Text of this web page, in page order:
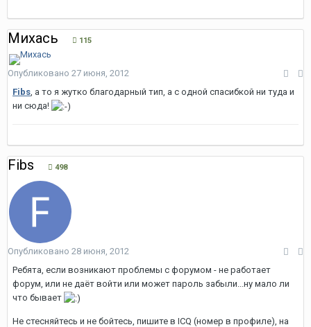
Михась 115
Опубликовано 27 июня, 2012
Fibs, а то я жутко благодарный тип, а с одной спасибкой ни туда и
ни сюда!
Fibs 498
Опубликовано 28 июня, 2012
Ребята, если возникают проблемы с форумом - не работает
форум, или не даёт войти или может пароль забыли...ну мало ли
что бывает
Не стесняйтесь и не бойтесь, пишите в ICQ (номер в профиле), на